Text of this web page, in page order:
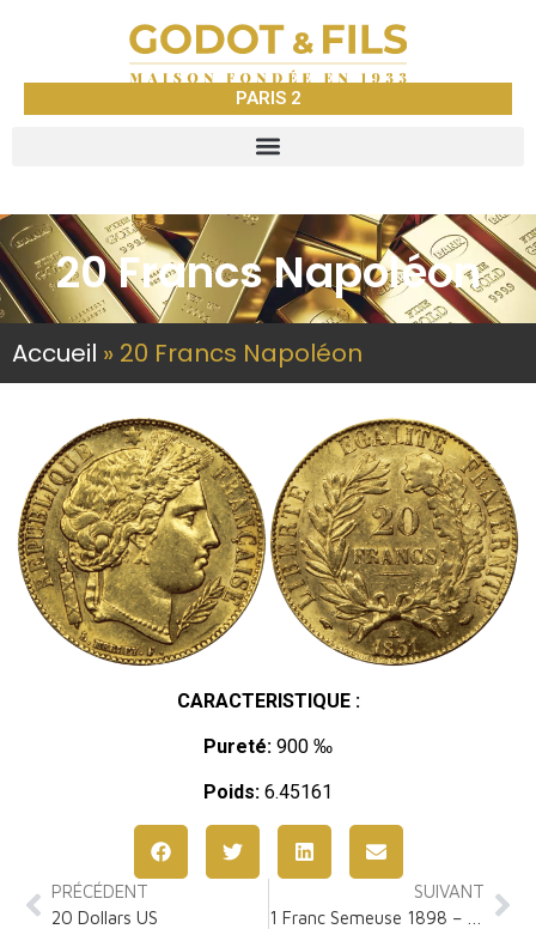
PARIS 2
20 Francs Napoléon
Accueil » 20 Francs Napoléon
CARACTERISTIQUE :
Pureté: 900 ‰
Poids: 6.45161
PRÉCÉDENT
20 Dollars US
SUIVANT